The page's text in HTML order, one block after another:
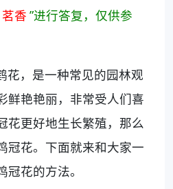
茗香 ”进行答复，仅供参
花，是一种常见的园林观
鲜艳艳丽，非常受人们喜
花更好地生长繁殖，那么
冠花。下面就来和大家一
花的方法。